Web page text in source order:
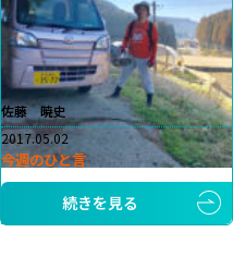
佐藤 暁史
2017.05.02
今週のひと言
続きを見る